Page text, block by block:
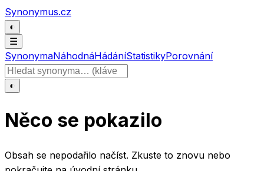
Přeskočit na obsah
Synonymus.cz
◐
☰
SynonymaNáhodnáHádáníStatistikyPorovnání
Hledat slovo
◐
Něco se pokazilo
Obsah se nepodařilo načíst. Zkuste to znovu nebo